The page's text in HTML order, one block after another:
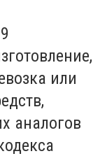
или
аналогов